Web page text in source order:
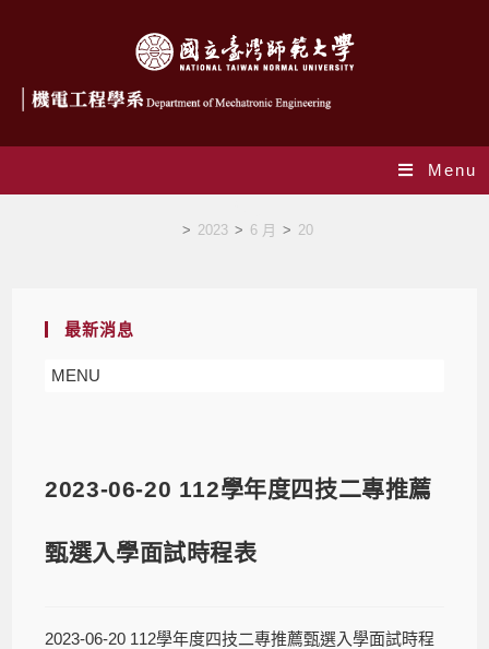
Menu
> 2023 > 6 月 > 20
最新消息
MENU
2023-06-20 112學年度四技二專推薦
甄選入學面試時程表
2023-06-20 112學年度四技二專推薦甄選入學面試時程